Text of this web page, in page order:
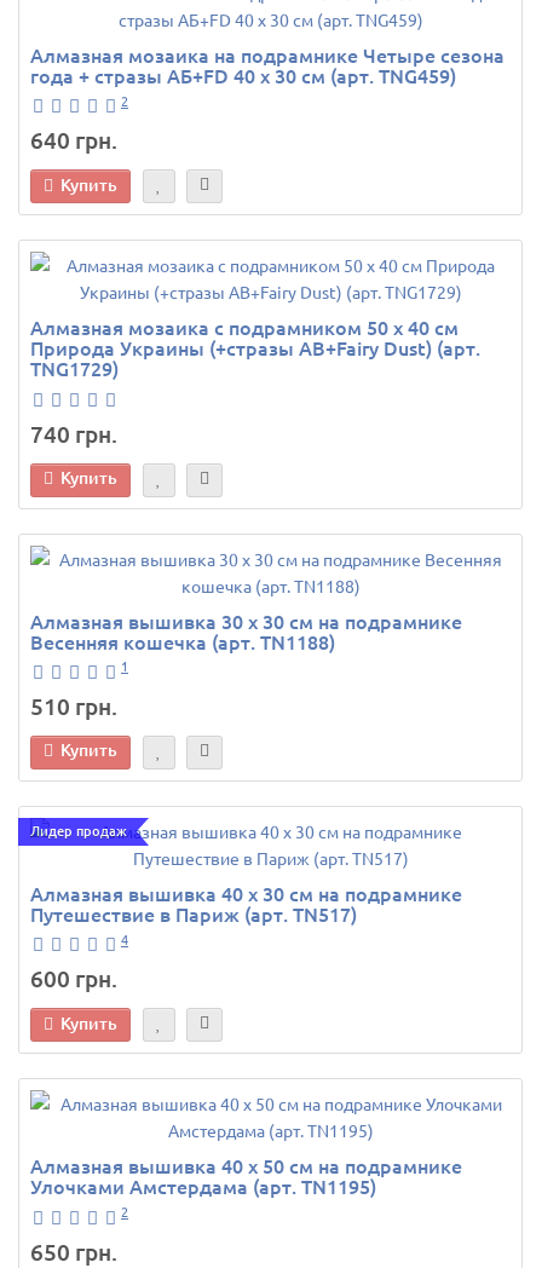
Алмазная мозаика на подрамнике Четыре сезона
года + стразы АБ+FD 40 х 30 см (арт. TNG459)
2
640 грн.
Купить
Алмазная мозаика с подрамником 50 х 40 см
Природа Украины (+стразы AB+Fairy Dust) (арт.
TNG1729)
740 грн.
Купить
Алмазная вышивка 30 х 30 см на подрамнике
Весенняя кошечка (арт. TN1188)
1
510 грн.
Купить
Лидер продаж
Алмазная вышивка 40 х 30 см на подрамнике
Путешествие в Париж (арт. TN517)
4
600 грн.
Купить
Алмазная вышивка 40 х 50 см на подрамнике
Улочками Амстердама (арт. TN1195)
2
650 грн.